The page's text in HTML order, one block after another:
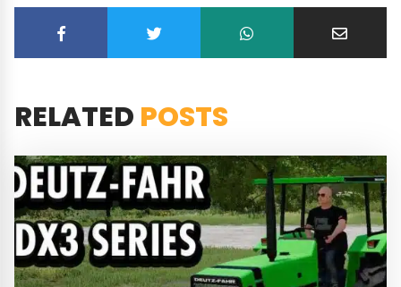
RELATED POSTS